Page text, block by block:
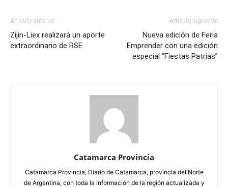
Artículo anterior
Zijin-Liex realizará un aporte
extraordinario de RSE
Artículo siguiente
Nueva edición de Feria
Emprender con una edición
especial “Fiestas Patrias”
Catamarca Provincia
Catamarca Provincia, Diario de Catamarca, provincia del Norte
de Argentina, con toda la información de la región actualizada y